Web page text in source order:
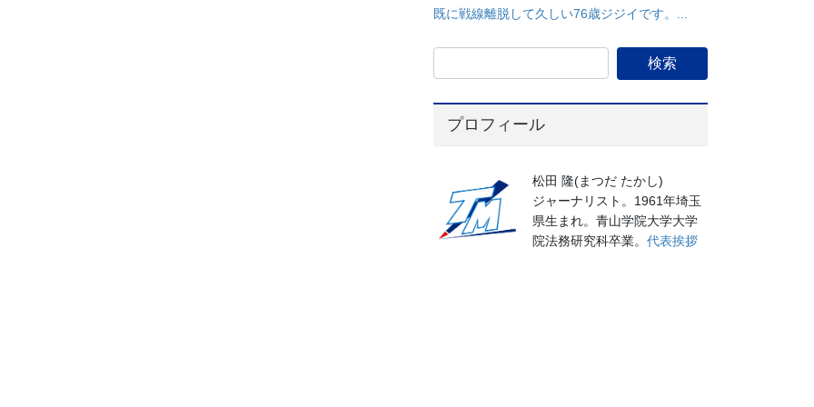
既に戦線離脱して久しい76歳ジジイです。...
プロフィール
松田 隆(まつだ たかし)
ジャーナリスト。1961年埼玉
県生まれ。青山学院大学大学
院法務研究科卒業。代表挨拶